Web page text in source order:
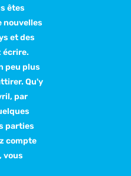
êtes
nouvelles
et des
écrire.
peu plus
Qu'y
par
parties
compte
vous